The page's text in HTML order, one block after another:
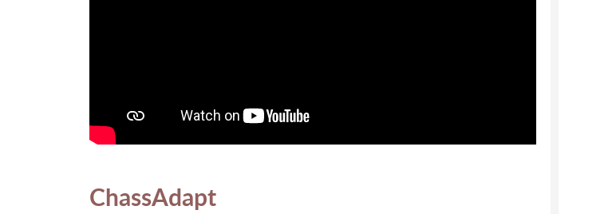
ChassAdapt